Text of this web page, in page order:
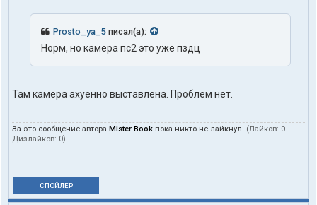
Prosto_ya_5 писал(а):
Норм, но камера пс2 это уже пздц
Там камера ахуенно выставлена. Проблем нет.
За это сообщение автора Mister Book пока никто не лайкнул. (Лайков: 0 ·
Дизлайков: 0)
СПОЙЛЕР